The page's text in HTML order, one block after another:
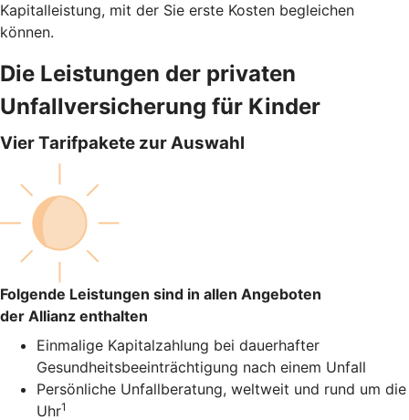
Kapitalleistung, mit der Sie erste Kosten begleichen
können.
Die Leistungen der privaten
Unfallversicherung für Kinder
Vier Tarifpakete zur Auswahl
Folgende Leistungen sind in allen Angeboten
der Allianz enthalten
Einmalige Kapitalzahlung bei dauerhafter
Gesundheitsbeeinträchtigung nach einem Unfall
Persönliche Unfallberatung, weltweit und rund um die
Uhr1